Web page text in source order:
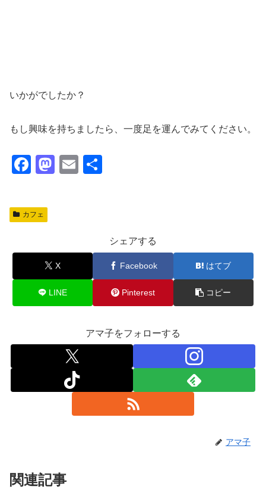
いかがでしたか？
もし興味を持ちましたら、一度足を運んでみてください。
F
c
e
o
o
k
M
o
n
E
カフェ
シェアする
X Facebook はてブ
LINE Pinterest コピー
アマ子をフォローする
アマ子
関連記事